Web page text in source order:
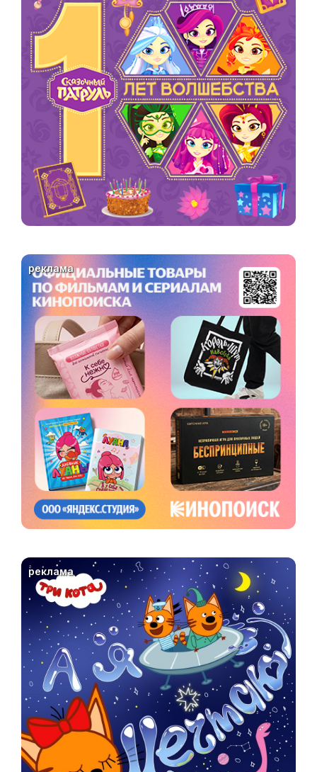
реклама
реклама